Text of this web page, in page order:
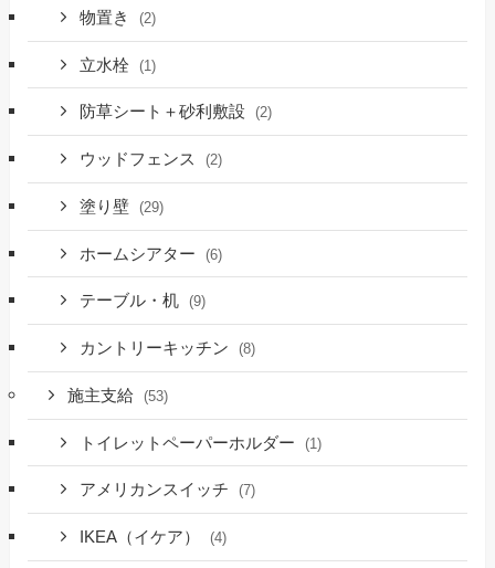
物置き (2)
立水栓 (1)
防草シート＋砂利敷設 (2)
ウッドフェンス (2)
塗り壁 (29)
ホームシアター (6)
テーブル・机 (9)
カントリーキッチン (8)
施主支給 (53)
トイレットペーパーホルダー (1)
アメリカンスイッチ (7)
IKEA（イケア） (4)